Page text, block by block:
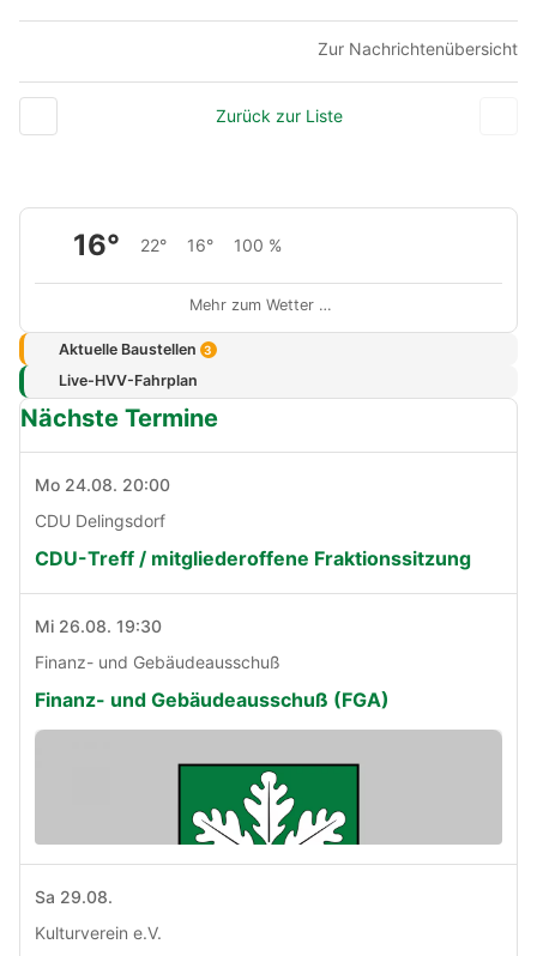
Zur Nachrichtenübersicht
Zurück zur Liste
16° 22° 16° 100 %
Mehr zum Wetter …
Aktuelle Baustellen 3
Live-HVV-Fahrplan
Nächste Termine
Mo 24.08. 20:00
CDU Delingsdorf
CDU-Treff / mitgliederoffene Fraktionssitzung
Mi 26.08. 19:30
Finanz- und Gebäudeausschuß
Finanz- und Gebäudeausschuß (FGA)
Sa 29.08.
Kulturverein e.V.